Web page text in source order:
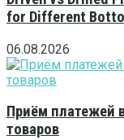
for Different
06.08.2026
Приём платежей
товаров